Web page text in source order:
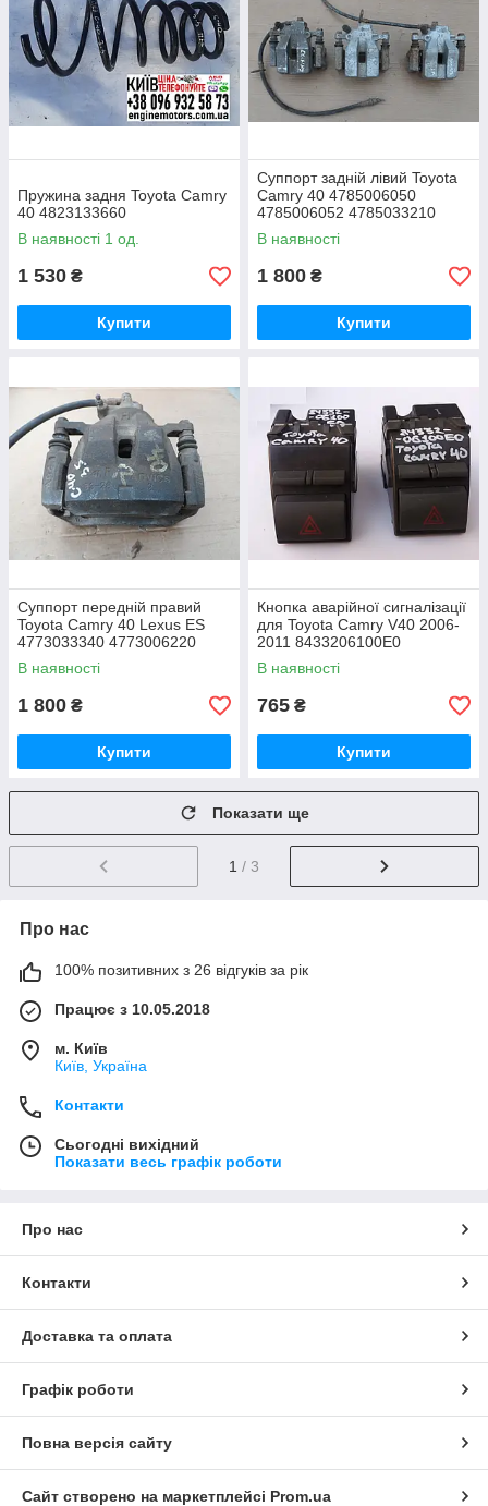
Пружина задня Toyota Camry
40 4823133660
В наявності 1 од.
1 530 ₴
Купити
Суппорт задній лівий Toyota
Camry 40 4785006050
4785006052 4785033210
4785033211
В наявності
1 800 ₴
Купити
Суппорт передній правий
Toyota Camry 40 Lexus ES
4773033340 4773006220
В наявності
1 800 ₴
Купити
Кнопка аварійної сигналізації
для Toyota Camry V40 2006-
2011 8433206100E0
В наявності
765 ₴
Купити
Показати ще
1 / 3
Про нас
100% позитивних з 26 відгуків за рік
Працює з 10.05.2018
м. Київ
Київ, Україна
Контакти
Сьогодні вихідний
Показати весь графік роботи
Про нас
Контакти
Доставка та оплата
Графік роботи
Повна версія сайту
Сайт створено на маркетплейсі Prom.ua